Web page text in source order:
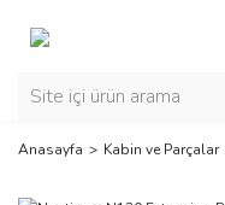
Anasayfa Kabin ve Parçalar